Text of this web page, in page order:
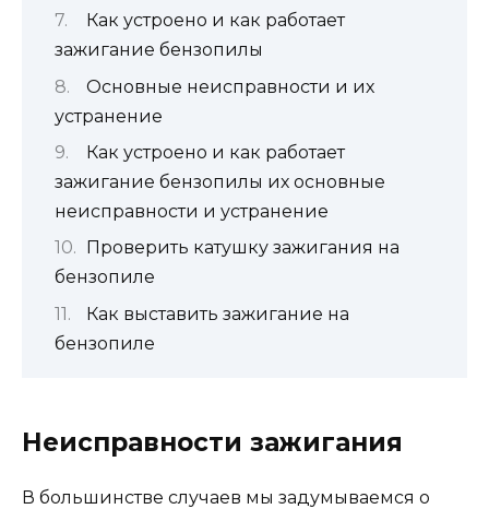
Как устроено и как работает
зажигание бензопилы
Основные неисправности и их
устранение
Как устроено и как работает
зажигание бензопилы их основные
неисправности и устранение
Проверить катушку зажигания на
бензопиле
Как выставить зажигание на
бензопиле
Неисправности зажигания
В большинстве случаев мы задумываемся о